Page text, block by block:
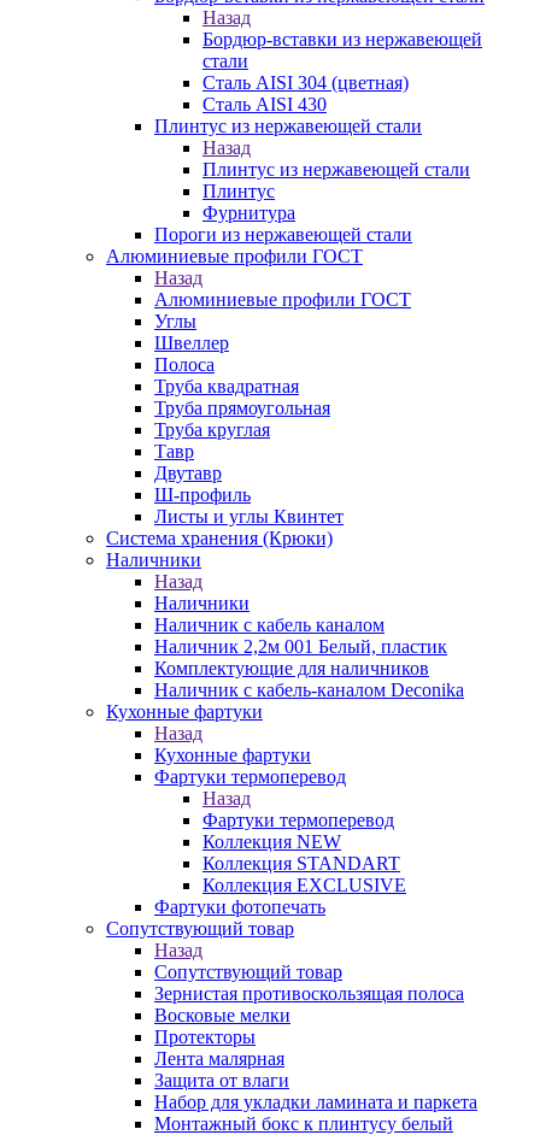
Назад
Бордюр-вставки из нержавеющей
стали
Сталь AISI 304 (цветная)
Сталь AISI 430
Плинтус из нержавеющей стали
Назад
Плинтус из нержавеющей стали
Плинтус
Фурнитура
Пороги из нержавеющей стали
Алюминиевые профили ГОСТ
Назад
Алюминиевые профили ГОСТ
Углы
Швеллер
Полоса
Труба квадратная
Труба прямоугольная
Труба круглая
Тавр
Двутавр
Ш-профиль
Листы и углы Квинтет
Система хранения (Крюки)
Наличники
Назад
Наличники
Наличник с кабель каналом
Наличник 2,2м 001 Белый, пластик
Комплектующие для наличников
Наличник с кабель-каналом Deconika
Кухонные фартуки
Назад
Кухонные фартуки
Фартуки термоперевод
Назад
Фартуки термоперевод
Коллекция NEW
Коллекция STANDART
Коллекция EXCLUSIVE
Фартуки фотопечать
Сопутствующий товар
Назад
Сопутствующий товар
Зернистая противоскользящая полоса
Восковые мелки
Протекторы
Лента малярная
Защита от влаги
Набор для укладки ламината и паркета
Монтажный бокс к плинтусу белый